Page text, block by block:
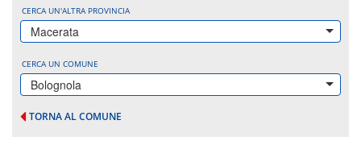
CERCA UN'ALTRA PROVINCIA
Macerata
CERCA UN COMUNE
Bolognola
TORNA AL COMUNE